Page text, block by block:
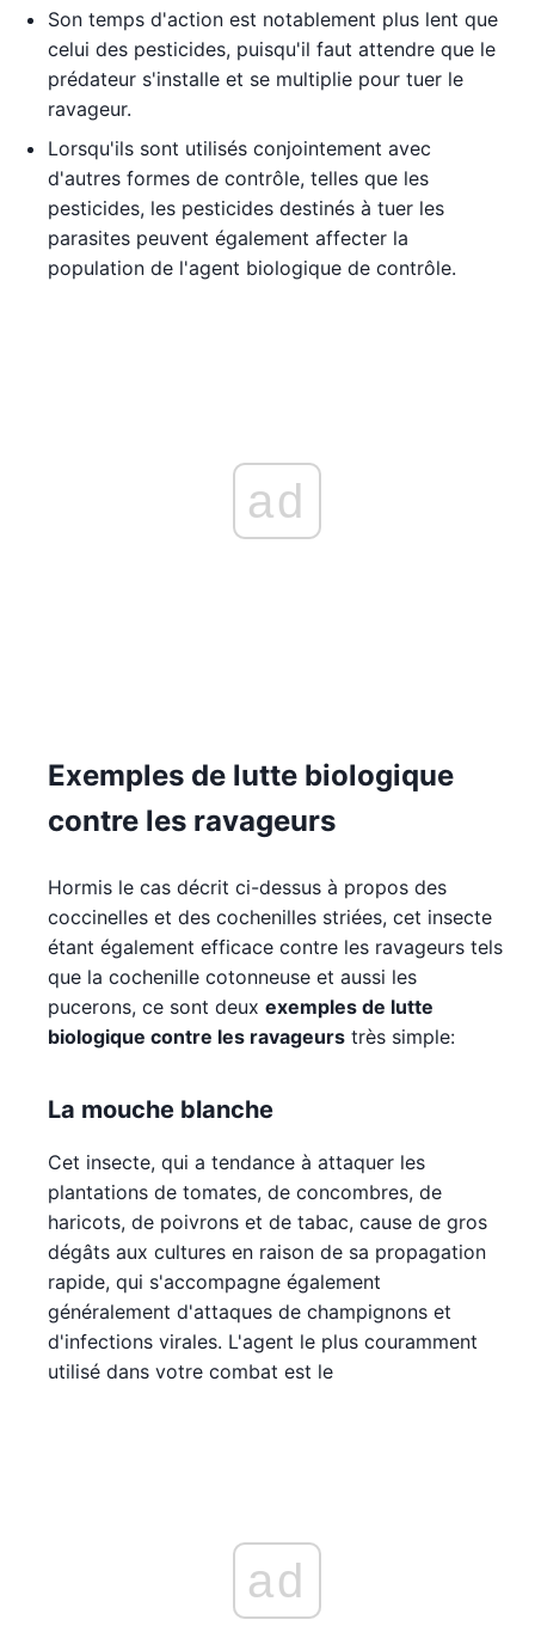
Son temps d'action est notablement plus lent que
celui des pesticides, puisqu'il faut attendre que le
prédateur s'installe et se multiplie pour tuer le
ravageur.
Lorsqu'ils sont utilisés conjointement avec
d'autres formes de contrôle, telles que les
pesticides, les pesticides destinés à tuer les
parasites peuvent également affecter la
population de l'agent biologique de contrôle.
ad
Exemples de lutte biologique
contre les ravageurs
Hormis le cas décrit ci-dessus à propos des
coccinelles et des cochenilles striées, cet insecte
étant également efficace contre les ravageurs tels
que la cochenille cotonneuse et aussi les
pucerons, ce sont deux exemples de lutte
biologique contre les ravageurs très simple:
La mouche blanche
Cet insecte, qui a tendance à attaquer les
plantations de tomates, de concombres, de
haricots, de poivrons et de tabac, cause de gros
dégâts aux cultures en raison de sa propagation
rapide, qui s'accompagne également
généralement d'attaques de champignons et
d'infections virales. L'agent le plus couramment
utilisé dans votre combat est le
ad